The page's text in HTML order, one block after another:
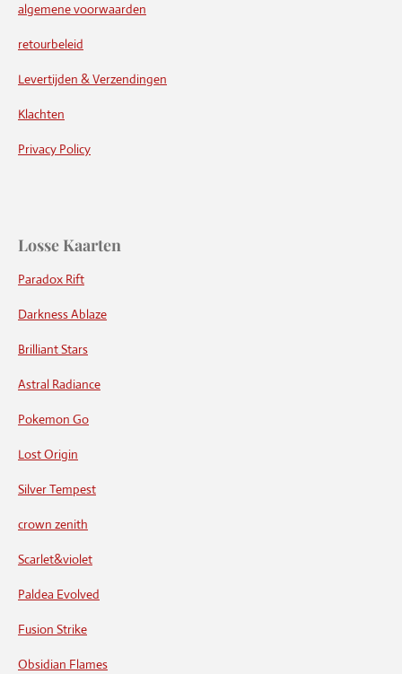
algemene voorwaarden
retourbeleid
Levertijden & Verzendingen
Klachten
Privacy Policy
Losse Kaarten
Paradox Rift
Darkness Ablaze
Brilliant Stars
Astral Radiance
Pokemon Go
Lost Origin
Silver Tempest
crown zenith
Scarlet&violet
Paldea Evolved
Fusion Strike
Obsidian Flames